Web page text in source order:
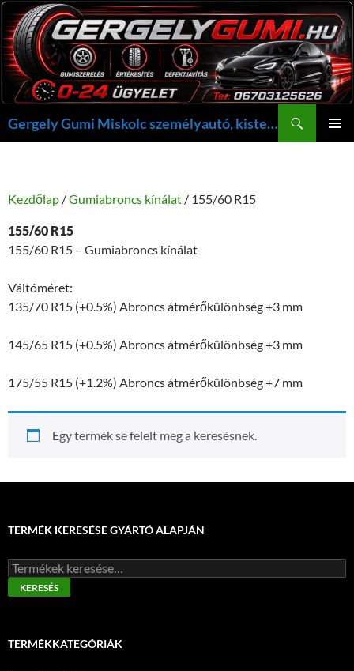
Kilépés
a
tartalomba
Gergely Gumi Miskolc személyautó, kisteherautó gumi szerelés javítás +36703125626 NON-STOP ügyelet, gergelygumi@gergelygumi.hu
Kezdőlap /Gumiabroncs kínálat / 155/60 R15
155/60 R15
155/60 R15 – Gumiabroncs kínálat
Váltóméret:
135/70 R15 (+0.5%) Abroncs átmérőkülönbség +3 mm
145/65 R15 (+0.5%) Abroncs átmérőkülönbség +3 mm
175/55 R15 (+1.2%) Abroncs átmérőkülönbség +7 mm
Egy termék se felelt meg a keresésnek.
TERMÉK KERESÉSE GYÁRTÓ ALAPJÁN
Keresés
a
következőre:
KERESÉS
TERMÉKKATEGÓRIÁK